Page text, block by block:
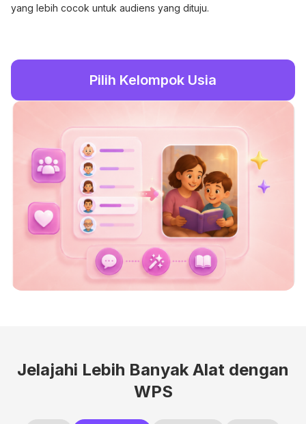
yang lebih cocok untuk audiens yang dituju.
Pilih Kelompok Usia
Jelajahi Lebih Banyak Alat dengan
WPS